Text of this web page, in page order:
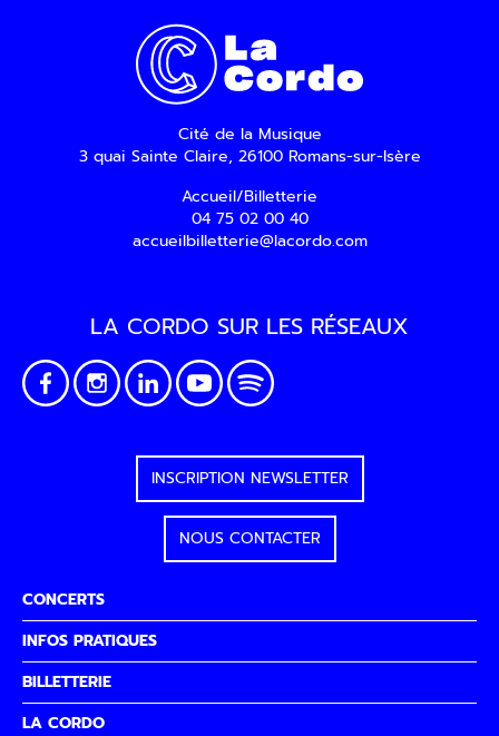
Cité de la Musique
3 quai Sainte Claire, 26100 Romans-sur-Isère
Accueil/Billetterie
04 75 02 00 40
accueilbilletterie@lacordo.com
CONCERTS
INFOS PRATIQUES
BILLETTERIE
LA CORDO
LA CORDO SUR LES RÉSEAUX
INSCRIPTION NEWSLETTER
NOUS CONTACTER
En indiquant votre adresse email, vous
consentez à recevoir notre lettre
d’information par voie électronique. Vous
les liens de désinscription ou en nous
contactant. Pour en savoir plus, consultez